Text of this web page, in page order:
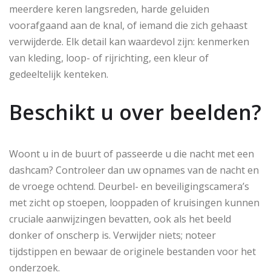
meerdere keren langsreden, harde geluiden
voorafgaand aan de knal, of iemand die zich gehaast
verwijderde. Elk detail kan waardevol zijn: kenmerken
van kleding, loop- of rijrichting, een kleur of
gedeeltelijk kenteken.
Beschikt u over beelden?
Woont u in de buurt of passeerde u die nacht met een
dashcam? Controleer dan uw opnames van de nacht en
de vroege ochtend. Deurbel- en beveiligingscamera’s
met zicht op stoepen, looppaden of kruisingen kunnen
cruciale aanwijzingen bevatten, ook als het beeld
donker of onscherp is. Verwijder niets; noteer
tijdstippen en bewaar de originele bestanden voor het
onderzoek.